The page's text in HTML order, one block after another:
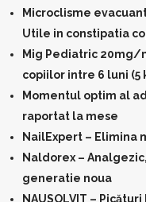
Microclisme
Utile in constipatia
Mig Pediatric 20mg/
copiilor intre 6 luni (5
Momentul optim al
raportat la mese
NailExpert – Elimina
Naldorex –
generatie noua
NAUSOLVIT –